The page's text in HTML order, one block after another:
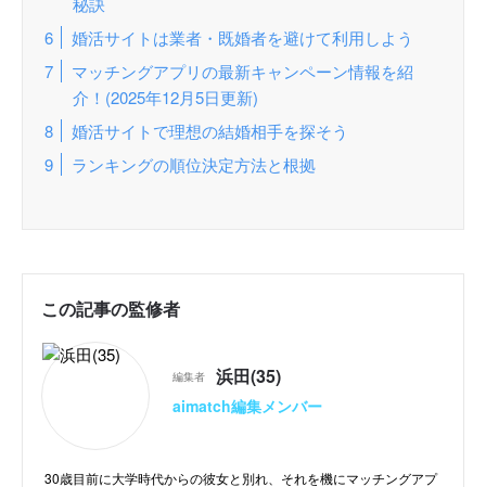
婚活サイトは業者・既婚者を避けて利用しよう
マッチングアプリの最新キャンペーン情報を紹
介！(2025年12月5日更新)
婚活サイトで理想の結婚相手を探そう
ランキングの順位決定方法と根拠
この記事の監修者
編集者 浜田(35)
aimatch編集メンバー
30歳目前に大学時代からの彼女と別れ、それを機にマッチングアプ